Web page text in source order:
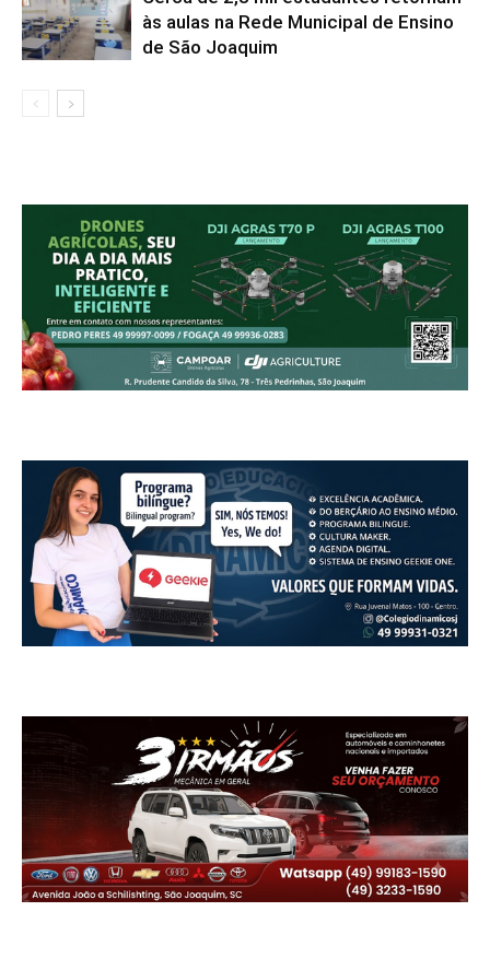
às aulas na Rede Municipal de Ensino
de São Joaquim